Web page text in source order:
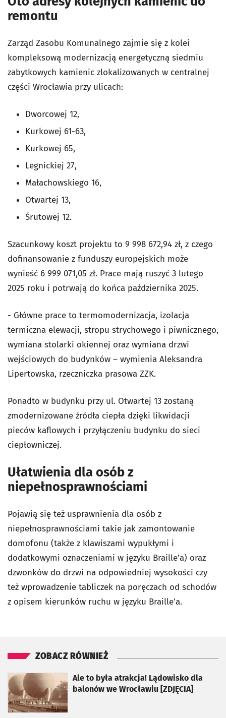
remontu
Zarząd Zasobu Komunalnego zajmie się z kolei
kompleksową modernizacją energetyczną siedmiu
zabytkowych kamienic zlokalizowanych w centralnej
części Wrocławia przy ulicach:
Dworcowej 12,
Kurkowej 61-63,
Kurkowej 65,
Legnickiej 27,
Małachowskiego 16,
Otwartej 13,
Śrutowej 12.
Szacunkowy koszt projektu to 9 998 672,94 zł, z czego
dofinansowanie z funduszy europejskich może
wynieść 6 999 071,05 zł. Prace mają ruszyć 3 lutego
2025 roku i potrwają do końca października 2025.
- Główne prace to termomodernizacja, izolacja
termiczna elewacji, stropu strychowego i piwnicznego,
wymiana stolarki okiennej oraz wymiana drzwi
wejściowych do budynków – wymienia Aleksandra
Lipertowska, rzeczniczka prasowa ZZK.
Ponadto w budynku przy ul. Otwartej 13 zostaną
zmodernizowane źródła ciepła dzięki likwidacji
pieców kaflowych i przyłączeniu budynku do sieci
ciepłowniczej.
Ułatwienia dla osób z
niepełnosprawnościami
Pojawią się też usprawnienia dla osób z
niepełnosprawnościami takie jak zamontowanie
domofonu (także z klawiszami wypukłymi i
dodatkowymi oznaczeniami w języku Braille’a) oraz
dzwonków do drzwi na odpowiedniej wysokości czy
też wprowadzenie tabliczek na poręczach od schodów
z opisem kierunków ruchu w języku Braille’a.
ZOBACZ RÓWNIEŻ
Ale to była atrakcja! Lądowisko dla
balonów we Wrocławiu [ZDJĘCIA]
otworzy się w nowej karcie